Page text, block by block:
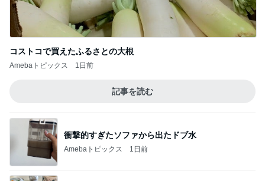
コストコで買えたふるさとの大根
Amebaトピックス 1日前
記事を読む
衝撃的すぎたソファから出たドブ水
Amebaトピックス 1日前